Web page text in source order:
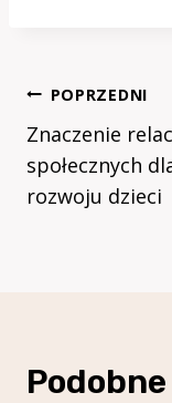
Nawigacja
Wpisu
POPRZEDNI
Znaczenie
społecznych
rozwoju dzieci